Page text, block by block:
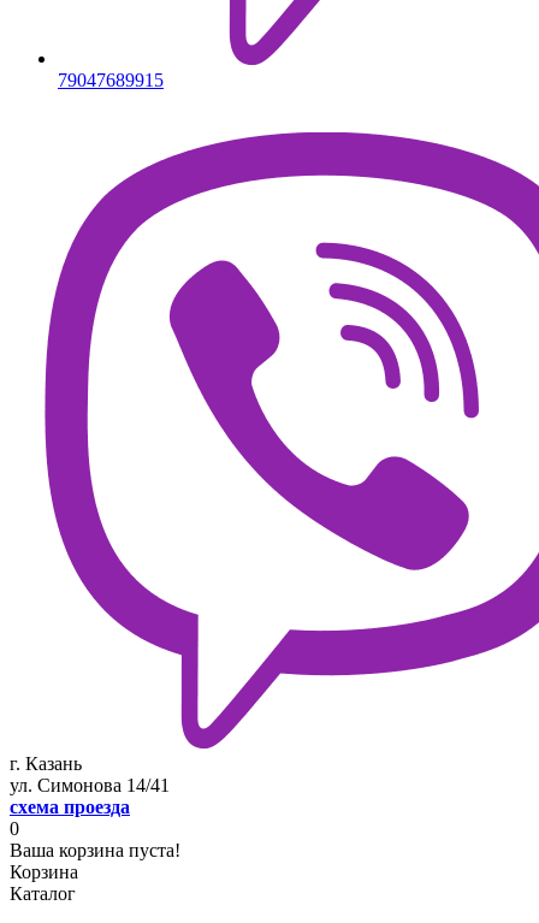
79047689915
г. Казань
ул. Симонова 14/41
схема проезда
0
Ваша корзина пуста!
Корзина
Каталог